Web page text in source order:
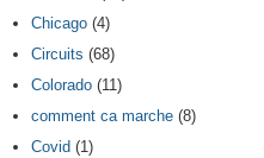
Chicago (4)
Circuits (68)
Colorado (11)
comment ca marche (8)
Covid (1)